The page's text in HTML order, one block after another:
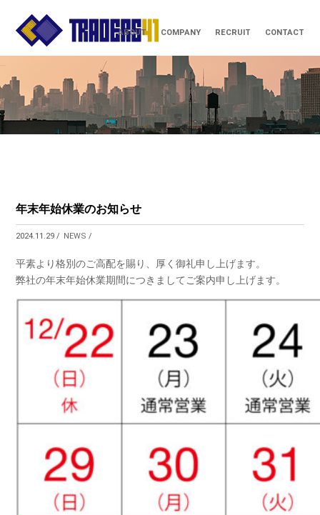
ABOUT COMPANY RECRUIT CONTACT
年末年始休業のお知らせ
2024.11.29 / NEWS /
平素より格別のご高配を賜り、厚く御礼申し上げます。
弊社の年末年始休業期間につきましてご案内申し上げます。